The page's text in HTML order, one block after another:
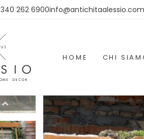
340 262 6900info@antichitaalessio.com
HOME CHI